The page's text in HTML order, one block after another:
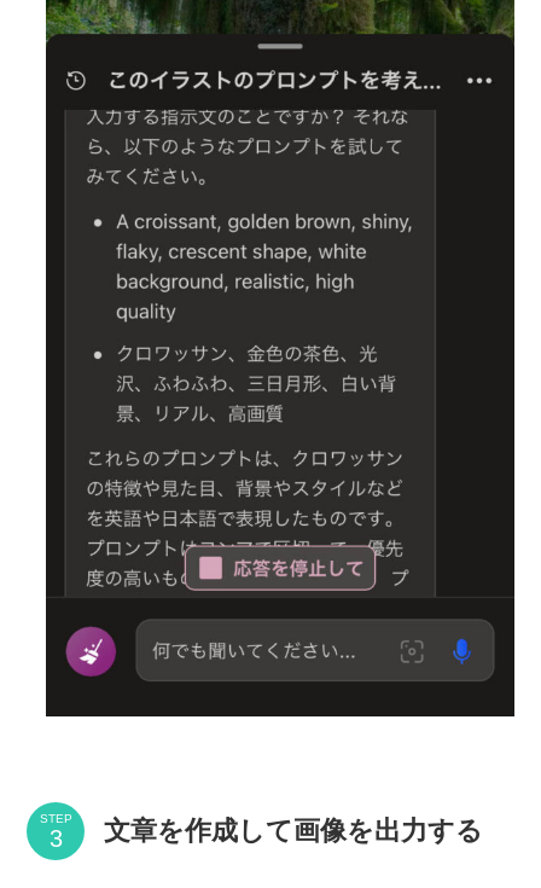
STEP 文章を作成して画像を出力する